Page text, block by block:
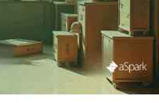
et
évitées)